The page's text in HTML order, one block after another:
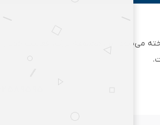
شناخته می‌شود. این مجموعه بزرگ، فعالیت خود